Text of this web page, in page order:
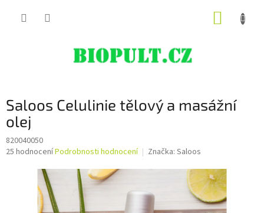
Saloos Celulinie tělový a masážní
olej
820040050
Průměrné
25 hodnoceníPodrobnosti hodnocení Značka: Saloos